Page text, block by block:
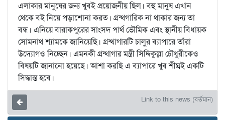
এলাকার মানুষের জন্য খুবই প্রয়োজনীয় ছিল। বহু মানুষ এখান
থেকে বই নিয়ে পড়াশোনা করত। গ্রন্থগারিক না থাকার জন্য তা
বন্ধ। এনিয়ে বারাকপুরের সাংসদ পার্থ ভৌমিক এবং স্থানীয় বিধায়ক
সোমনাথ শ্যামকে জানিয়েছি। গ্রন্থাগারটি চালুর ব্যাপারে তাঁরা
উদ্যোগও নিচ্ছেন। এমনকী গ্রন্থাগার মন্ত্রী সিদ্দিকুল্লা চৌধুরীকেও
বিষয়টি জানানো হয়েছে। আশা করছি এ ব্যাপারে খুব শীঘ্রই একটি
সিদ্ধান্ত হবে।
Link to this news (বর্তমান)